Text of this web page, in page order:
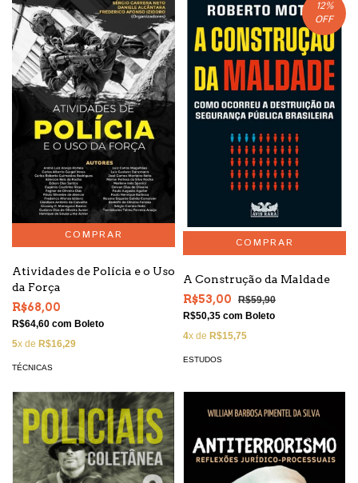
Atividades de Polícia e o Uso
da Força
R$68,00
R$64,60 com Boleto
5x de R$16,29
TÉCNICAS
12%
OFF
A Construção da Maldade
R$53,00
R$59,90
R$50,35 com Boleto
4x de R$15,75
ESTUDOS